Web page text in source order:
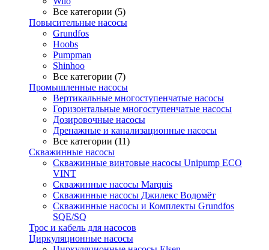
Все категории (5)
Повысительные насосы
Grundfos
Hoobs
Pumpman
Shinhoo
Все категории (7)
Промышленные насосы
Вертикальные многоступенчатые насосы
Горизонтальные многоступенчатые насосы
Дозировочные насосы
Дренажные и канализационные насосы
Все категории (11)
Скважинные насосы
Скважинные винтовые насосы Unipump ECO
VINT
Скважинные насосы Marquis
Скважинные насосы Джилекс Водомёт
Скважинные насосы и Комплекты Grundfos
SQE/SQ
Трос и кабель для насосов
Циркуляционные насосы